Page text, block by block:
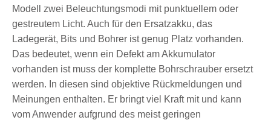
Modell zwei Beleuchtungsmodi mit punktuellem oder
gestreutem Licht. Auch für den Ersatzakku, das
Ladegerät, Bits und Bohrer ist genug Platz vorhanden.
Das bedeutet, wenn ein Defekt am Akkumulator
vorhanden ist muss der komplette Bohrschrauber ersetzt
werden. In diesen sind objektive Rückmeldungen und
Meinungen enthalten. Er bringt viel Kraft mit und kann
vom Anwender aufgrund des meist geringen